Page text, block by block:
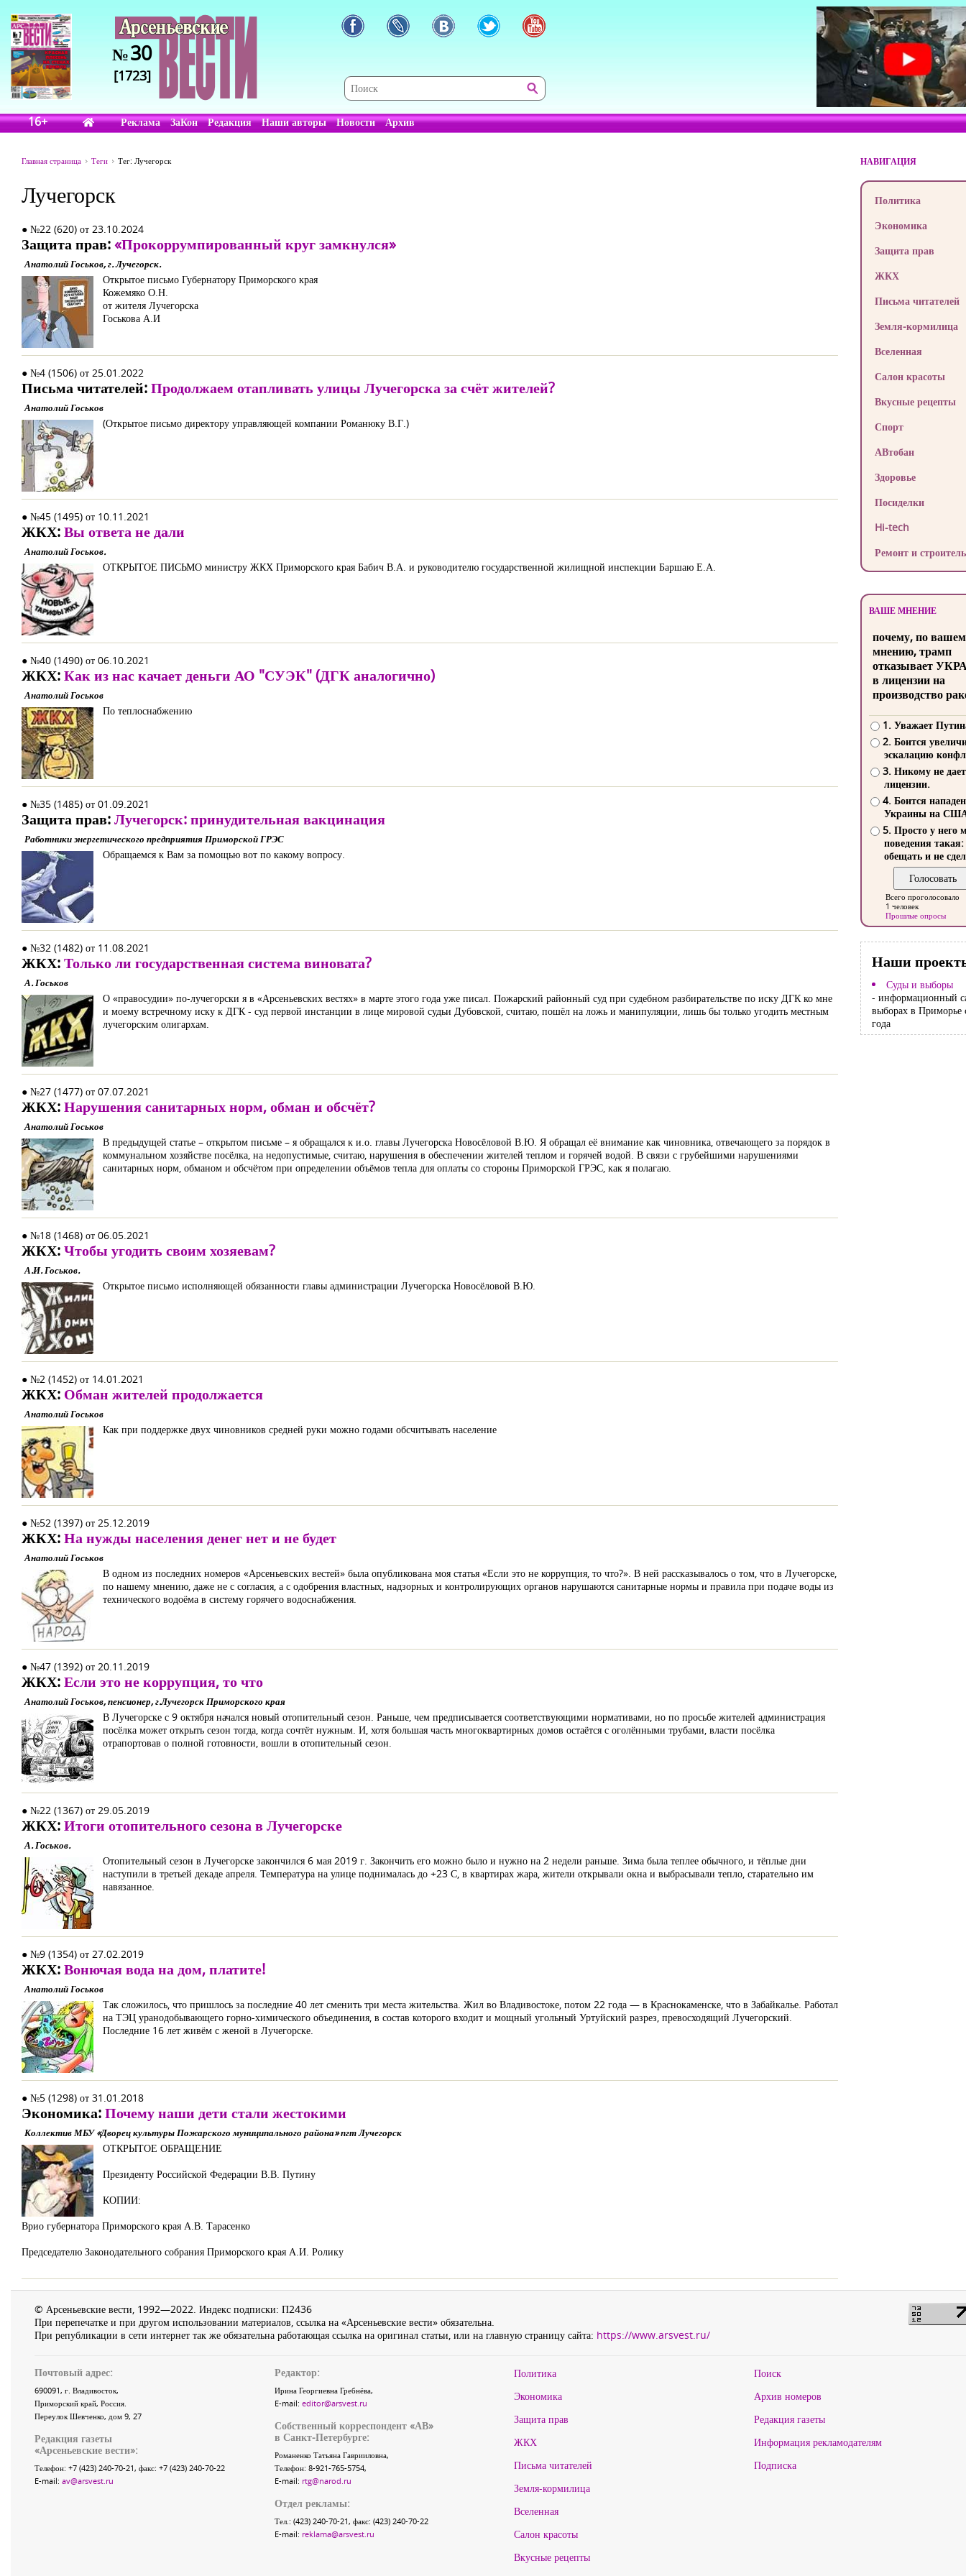
№30
[1723]
16+ Реклама ЗаКон Редакция Наши авторы Новости Архив
Главная страница Теги Тег: Лучегорск
Лучегорск
● №22 (620) от 23.10.2024
Защита прав:«Прокоррумпированный круг замкнулся»
Анатолий Госьков, г. Лучегорск.
Открытое письмо Губернатору Приморского края
Кожемяко О.Н.
от жителя Лучегорска
Госькова А.И
● №4 (1506) от 25.01.2022
Письма читателей:Продолжаем отапливать улицы Лучегорска за счёт жителей?
Анатолий Госьков
(Открытое письмо директору управляющей компании Романюку В.Г.)
● №45 (1495) от 10.11.2021
ЖКХ:Вы ответа не дали
Анатолий Госьков.
ОТКРЫТОЕ ПИСЬМО министру ЖКХ Приморского края Бабич В.А. и руководителю государственной жилищной инспекции Баршаю Е.А.
● №40 (1490) от 06.10.2021
ЖКХ:Как из нас качает деньги АО "СУЭК" (ДГК аналогично)
Анатолий Госьков
По теплоснабжению
● №35 (1485) от 01.09.2021
Защита прав:Лучегорск: принудительная вакцинация
Работники энергетического предприятия Приморской ГРЭС
Обращаемся к Вам за помощью вот по какому вопросу.
● №32 (1482) от 11.08.2021
ЖКХ:Только ли государственная система виновата?
А. Госьков
О «правосудии» по-лучегорски я в «Арсеньевских вестях» в марте этого года уже писал. Пожарский районный суд при судебном разбирательстве по иску ДГК ко мне
и моему встречному иску к ДГК - суд первой инстанции в лице мировой судьи Дубовской, считаю, пошёл на ложь и манипуляции, лишь бы только угодить местным
лучегорским олигархам.
● №27 (1477) от 07.07.2021
ЖКХ:Нарушения санитарных норм, обман и обсчёт?
Анатолий Госьков
В предыдущей статье – открытом письме – я обращался к и.о. главы Лучегорска Новосёловой В.Ю. Я обращал её внимание как чиновника, отвечающего за порядок в
коммунальном хозяйстве посёлка, на недопустимые, считаю, нарушения в обеспечении жителей теплом и горячей водой. В связи с грубейшими нарушениями
санитарных норм, обманом и обсчётом при определении объёмов тепла для оплаты со стороны Приморской ГРЭС, как я полагаю.
● №18 (1468) от 06.05.2021
ЖКХ:Чтобы угодить своим хозяевам?
А.И. Госьков.
Открытое письмо исполняющей обязанности главы администрации Лучегорска Новосёловой В.Ю.
● №2 (1452) от 14.01.2021
ЖКХ: Обман жителей продолжается
Анатолий Госьков
Как при поддержке двух чиновников средней руки можно годами обсчитывать население
● №52 (1397) от 25.12.2019
ЖКХ:На нужды населения денег нет и не будет
Анатолий Госьков
В одном из последних номеров «Арсеньевских вестей» была опубликована моя статья «Если это не коррупция, то что?». В ней рассказывалось о том, что в Лучегорске,
по нашему мнению, даже не с согласия, а с одобрения властных, надзорных и контролирующих органов нарушаются санитарные нормы и правила при подаче воды из
технического водоёма в систему горячего водоснабжения.
● №47 (1392) от 20.11.2019
ЖКХ:Если это не коррупция, то что
Анатолий Госьков, пенсионер, г.Лучегорск Приморского края
В Лучегорске с 9 октября начался новый отопительный сезон. Раньше, чем предписывается соответствующими нормативами, но по просьбе жителей администрация
посёлка может открыть сезон тогда, когда сочтёт нужным. И, хотя большая часть многоквартирных домов остаётся с оголёнными трубами, власти посёлка
отрапортовав о полной готовности, вошли в отопительный сезон.
● №22 (1367) от 29.05.2019
ЖКХ:Итоги отопительного сезона в Лучегорске
А. Госьков.
Отопительный сезон в Лучегорске закончился 6 мая 2019 г. Закончить его можно было и нужно на 2 недели раньше. Зима была теплее обычного, и тёплые дни
наступили в третьей декаде апреля. Температура на улице поднималась до +23 С, в квартирах жара, жители открывали окна и выбрасывали тепло, старательно им
навязанное.
● №9 (1354) от 27.02.2019
ЖКХ:Вонючая вода на дом, платите!
Анатолий Госьков
Так сложилось, что пришлось за последние 40 лет сменить три места жительства. Жил во Владивостоке, потом 22 года — в Краснокаменске, что в Забайкалье. Работал
на ТЭЦ уранодобывающего горно-химического объединения, в состав которого входит и мощный угольный Уртуйский разрез, превосходящий Лучегорский.
Последние 16 лет живём с женой в Лучегорске.
● №5 (1298) от 31.01.2018
Экономика:Почему наши дети стали жестокими
Коллектив МБУ «Дворец культуры Пожарского муниципального района» пгт Лучегорск
ОТКРЫТОЕ ОБРАЩЕНИЕ
Президенту Российской Федерации В.В. Путину
КОПИИ:
Врио губернатора Приморского края А.В. Тарасенко
Председателю Законодательного собрания Приморского края А.И. Ролику
НАВИГАЦИЯ
Политика
Экономика
Защита прав
ЖКХ
Письма читателей
Земля-кормилица
Вселенная
Салон красоты
Вкусные рецепты
Спорт
АВтобан
Здоровье
Посиделки
Hi-tech
Ремонт и
ВАШЕ МНЕНИЕ
почему, по
мнению, трамп
отказывает
в лицензии на
производство
1. Уважает
2. Боится
эскалацию
3. Никому не
лицензии.
4. Боится
Украины на
5. Просто у него
поведения такая:
обещать и не
Всего проголосовало
1 человек
Прошлые опросы
Наши
Суды и выборы
- информационный
выборах в Приморье
года
© Арсеньевские вести, 1992—2022. Индекс подписки: П2436
При перепечатке и при другом использовании материалов, ссылка на «Арсеньевские вести» обязательна.
При републикации в сети интернет так же обязательна работающая ссылка на оригинал статьи, или на главную страницу сайта: https://www.arsvest.ru/
Почтовый адрес:
690091, г. Владивосток,
Приморский край, Россия.
Переулок Шевченко, дом 9, 27
Редакция газеты
«Арсеньевские вести»:
Телефон: +7 (423) 240-70-21, факс: +7 (423) 240-70-22
E-mail: av@arsvest.ru
Редактор:
Ирина Георгиевна Гребнёва,
E-mail: editor@arsvest.ru
Собственный корреспондент «АВ»
в Санкт-Петербурге:
Романенко Татьяна Гаврииловна,
Телефон: 8-921-765-5754,
E-mail: rtg@narod.ru
Отдел рекламы:
Тел.: (423) 240-70-21, факс: (423) 240-70-22
E-mail: reklama@arsvest.ru
Политика
Экономика
Защита прав
ЖКХ
Письма читателей
Земля-кормилица
Вселенная
Салон красоты
Вкусные рецепты
Поиск
Архив номеров
Редакция газеты
Информация рекламодателям
Подписка